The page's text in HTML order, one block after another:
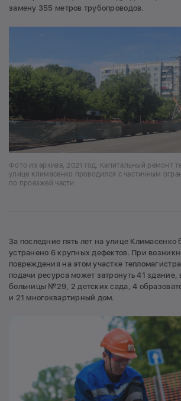
замену 355 метров трубопроводов.
Фото из архива, 2021 год. Капитальный ремонт
улице Климасенко проводился с частичным
по проезжей части
За последние пять лет на улице Климасенко
устранено 6 крупных дефектов. При
повреждения на этом участке
подачи ресурса может затронуть 41 здание,
больницы №29, 2 детских сада, 4
и 21 многоквартирный дом.